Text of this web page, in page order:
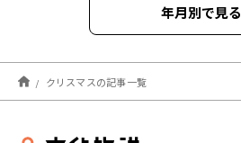
年月別で見る
2024年12月
2023年12月
クリスマスの記事一覧